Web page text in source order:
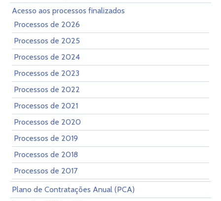
Acesso aos processos finalizados
Processos de 2026
Processos de 2025
Processos de 2024
Processos de 2023
Processos de 2022
Processos de 2021
Processos de 2020
Processos de 2019
Processos de 2018
Processos de 2017
Plano de Contratações Anual (PCA)